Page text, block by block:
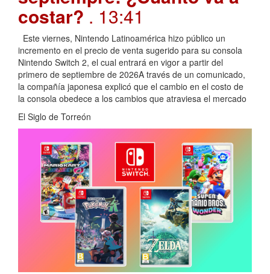
costar?. 13:41
Este viernes, Nintendo Latinoamérica hizo público un
incremento en el precio de venta sugerido para su consola
Nintendo Switch 2, el cual entrará en vigor a partir del
primero de septiembre de 2026A través de un comunicado,
la compañía japonesa explicó que el cambio en el costo de
la consola obedece a los cambios que atraviesa el mercado
El Siglo de Torreón